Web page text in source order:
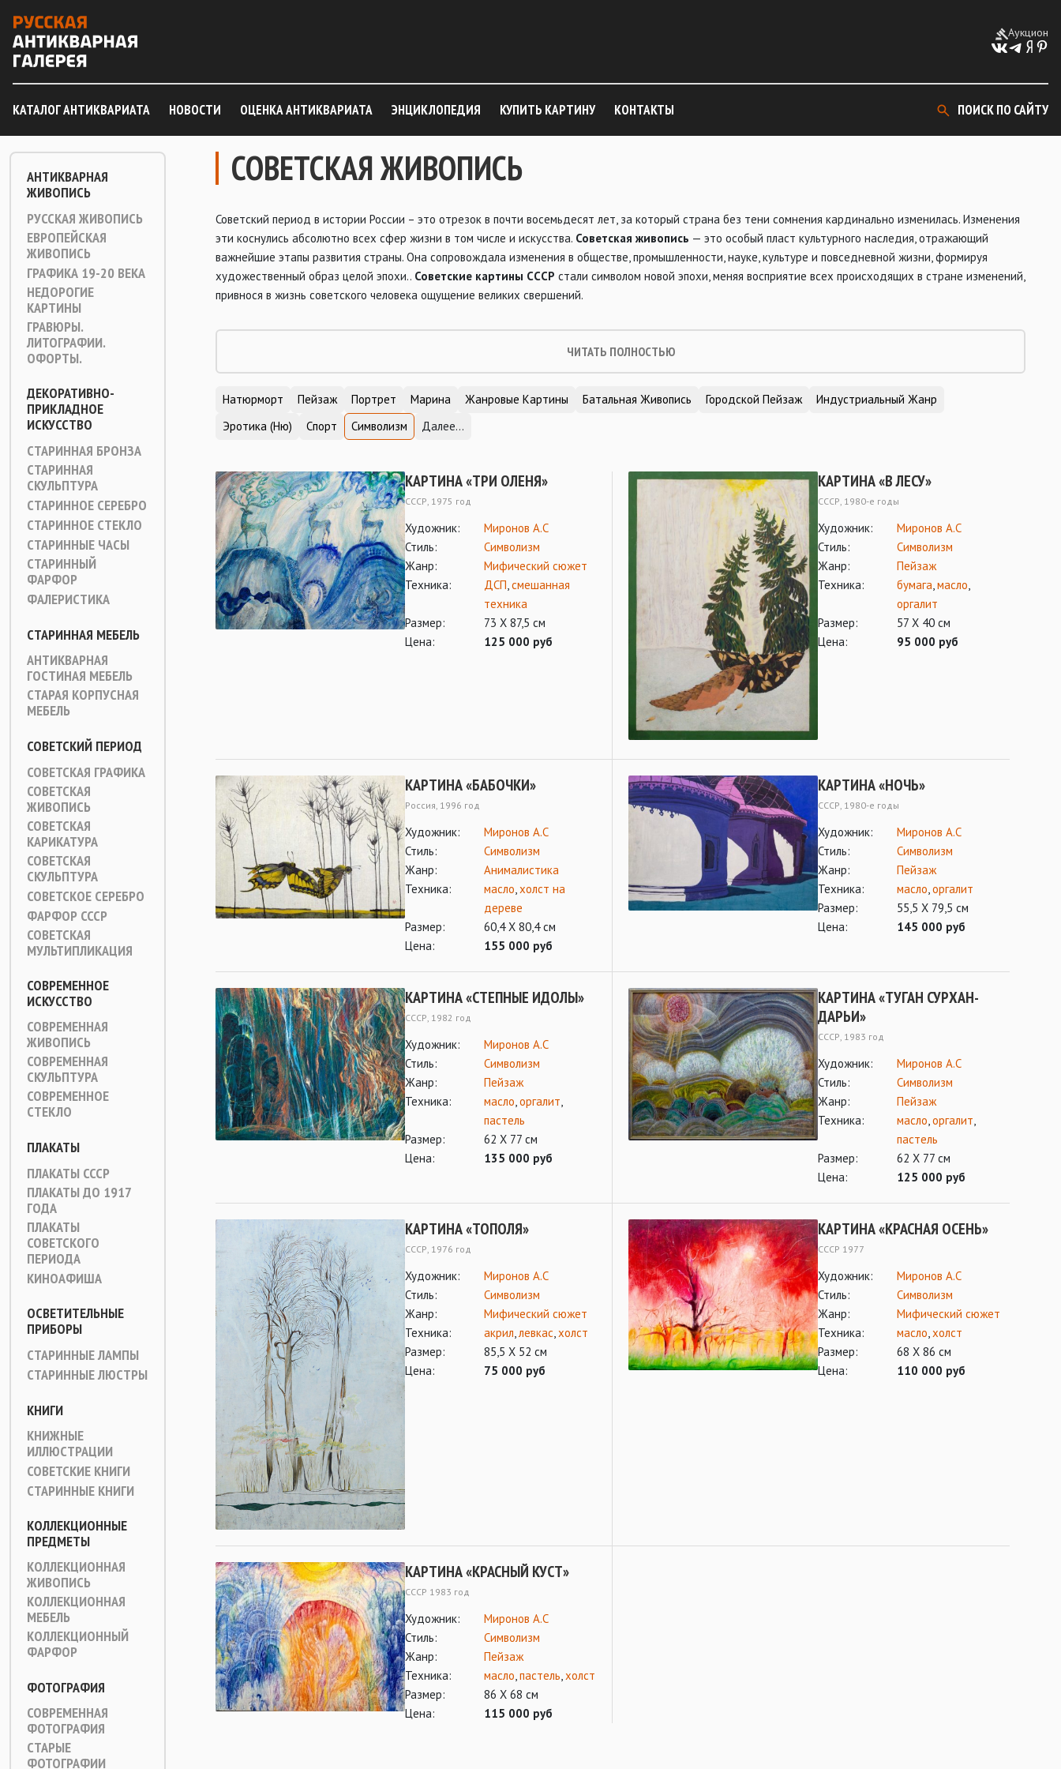
Аукцион
КАТАЛОГ АНТИКВАРИАТА НОВОСТИ ОЦЕНКА АНТИКВАРИАТА ЭНЦИКЛОПЕДИЯ КУПИТЬ КАРТИНУ КОНТАКТЫ ПОИСК ПО САЙТУ
АНТИКВАРНАЯ
ЖИВОПИСЬ
РУССКАЯ ЖИВОПИСЬ
ЕВРОПЕЙСКАЯ
ЖИВОПИСЬ
ГРАФИКА 19-20 ВЕКА
НЕДОРОГИЕ
КАРТИНЫ
ГРАВЮРЫ.
ЛИТОГРАФИИ.
ОФОРТЫ.
ДЕКОРАТИВНО-
ПРИКЛАДНОЕ
ИСКУССТВО
СТАРИННАЯ БРОНЗА
СТАРИННАЯ
СКУЛЬПТУРА
СТАРИННОЕ СЕРЕБРО
СТАРИННОЕ СТЕКЛО
СТАРИННЫЕ ЧАСЫ
СТАРИННЫЙ
ФАРФОР
ФАЛЕРИСТИКА
СТАРИННАЯ МЕБЕЛЬ
АНТИКВАРНАЯ
ГОСТИНАЯ МЕБЕЛЬ
СТАРАЯ КОРПУСНАЯ
МЕБЕЛЬ
СОВЕТСКИЙ ПЕРИОД
СОВЕТСКАЯ ГРАФИКА
СОВЕТСКАЯ
ЖИВОПИСЬ
СОВЕТСКАЯ
КАРИКАТУРА
СОВЕТСКАЯ
СКУЛЬПТУРА
СОВЕТСКОЕ СЕРЕБРО
ФАРФОР СССР
СОВЕТСКАЯ
МУЛЬТИПЛИКАЦИЯ
СОВРЕМЕННОЕ
ИСКУССТВО
СОВРЕМЕННАЯ
ЖИВОПИСЬ
СОВРЕМЕННАЯ
СКУЛЬПТУРА
СОВРЕМЕННОЕ
СТЕКЛО
ПЛАКАТЫ
ПЛАКАТЫ СССР
ПЛАКАТЫ ДО 1917
ГОДА
ПЛАКАТЫ
СОВЕТСКОГО
ПЕРИОДА
КИНОАФИША
ОСВЕТИТЕЛЬНЫЕ
ПРИБОРЫ
СТАРИННЫЕ ЛАМПЫ
СТАРИННЫЕ ЛЮСТРЫ
КНИГИ
КНИЖНЫЕ
ИЛЛЮСТРАЦИИ
СОВЕТСКИЕ КНИГИ
СТАРИННЫЕ КНИГИ
КОЛЛЕКЦИОННЫЕ
ПРЕДМЕТЫ
КОЛЛЕКЦИОННАЯ
ЖИВОПИСЬ
КОЛЛЕКЦИОННАЯ
МЕБЕЛЬ
КОЛЛЕКЦИОННЫЙ
ФАРФОР
ФОТОГРАФИЯ
СОВРЕМЕННАЯ
ФОТОГРАФИЯ
СТАРЫЕ
ФОТОГРАФИИ
СОВЕТСКАЯ ЖИВОПИСЬ
Советский период в истории России – это отрезок в почти восемьдесят лет, за который страна без тени сомнения кардинально изменилась. Изменения
эти коснулись абсолютно всех сфер жизни в том числе и искусства. Советская живопись — это особый пласт культурного наследия, отражающий
важнейшие этапы развития страны. Она сопровождала изменения в обществе, промышленности, науке, культуре и повседневной жизни, формируя
художественный образ целой эпохи.. Советские картины СССР стали символом новой эпохи, меняя восприятие всех происходящих в стране изменений,
привнося в жизнь советского человека ощущение великих свершений.
ЧИТАТЬ ПОЛНОСТЬЮ
Натюрморт Пейзаж Портрет Марина Жанровые Картины Батальная Живопись Городской Пейзаж
Индустриальный Жанр
Эротика (Ню)
Спорт Символизм Далее...
КАРТИНА «ТРИ ОЛЕНЯ»
СССР, 1975 год
Художник:
Миронов А.С
Стиль:
Символизм
Жанр:
Мифический сюжет
Техника:
ДСП,смешанная
техника
Размер:
73 Х 87,5 см
Цена:
125 000 руб
КАРТИНА «В ЛЕСУ»
СССР, 1980-е годы
Художник:
Миронов А.С
Стиль:
Символизм
Жанр:
Пейзаж
Техника:
бумага,масло,
оргалит
Размер:
57 Х 40 см
Цена:
95 000 руб
КАРТИНА «БАБОЧКИ»
Россия, 1996 год
Художник:
Миронов А.С
Стиль:
Символизм
Жанр:
Анималистика
Техника:
масло,холст на
дереве
Размер:
60,4 Х 80,4 см
Цена:
155 000 руб
КАРТИНА «НОЧЬ»
СССР, 1980-е годы
Художник:
Миронов А.С
Стиль:
Символизм
Жанр:
Пейзаж
Техника:
масло,оргалит
Размер:
55,5 Х 79,5 см
Цена:
145 000 руб
КАРТИНА «СТЕПНЫЕ ИДОЛЫ»
СССР, 1982 год
Художник:
Миронов А.С
Стиль:
Символизм
Жанр:
Пейзаж
Техника:
масло,оргалит,
пастель
Размер:
62 Х 77 см
Цена:
135 000 руб
КАРТИНА «ТУГАН СУРХАН-
ДАРЬИ»
СССР, 1983 год
Художник:
Миронов А.С
Стиль:
Символизм
Жанр:
Пейзаж
Техника:
масло,оргалит,
пастель
Размер:
62 Х 77 см
Цена:
125 000 руб
КАРТИНА «ТОПОЛЯ»
СССР, 1976 год
Художник:
Миронов А.С
Стиль:
Символизм
Жанр:
Мифический сюжет
Техника:
акрил,левкас,холст
Размер:
85,5 Х 52 см
Цена:
75 000 руб
КАРТИНА «КРАСНАЯ ОСЕНЬ»
СССР 1977
Художник:
Миронов А.С
Стиль:
Символизм
Жанр:
Мифический сюжет
Техника:
масло,холст
Размер:
68 Х 86 см
Цена:
110 000 руб
КАРТИНА «КРАСНЫЙ КУСТ»
СССР 1983 год
Художник:
Миронов А.С
Стиль:
Символизм
Жанр:
Пейзаж
Техника:
масло,пастель,холст
Размер:
86 Х 68 см
Цена:
115 000 руб